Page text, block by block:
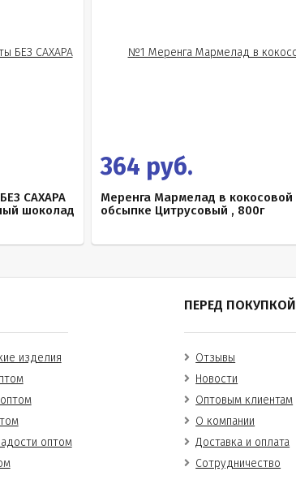
САХАРА
шоколад
364 руб.
Меренга Мармелад в кокосовой
обсыпке Цитрусовый , 800г
изделия
оптом
ПЕРЕД ПОКУПКОЙ
Отзывы
Новости
Оптовым клиентам
О компании
Доставка и оплата
Сотрудничество